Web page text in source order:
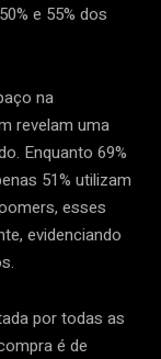
e 55% dos
na
revelam uma
Enquanto 69%
51% utilizam
esses
evidenciando
por todas as
é de